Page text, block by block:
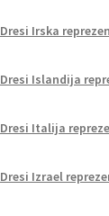
Dresi Irska
Dresi Islandija
Dresi Italija
Dresi Izrael